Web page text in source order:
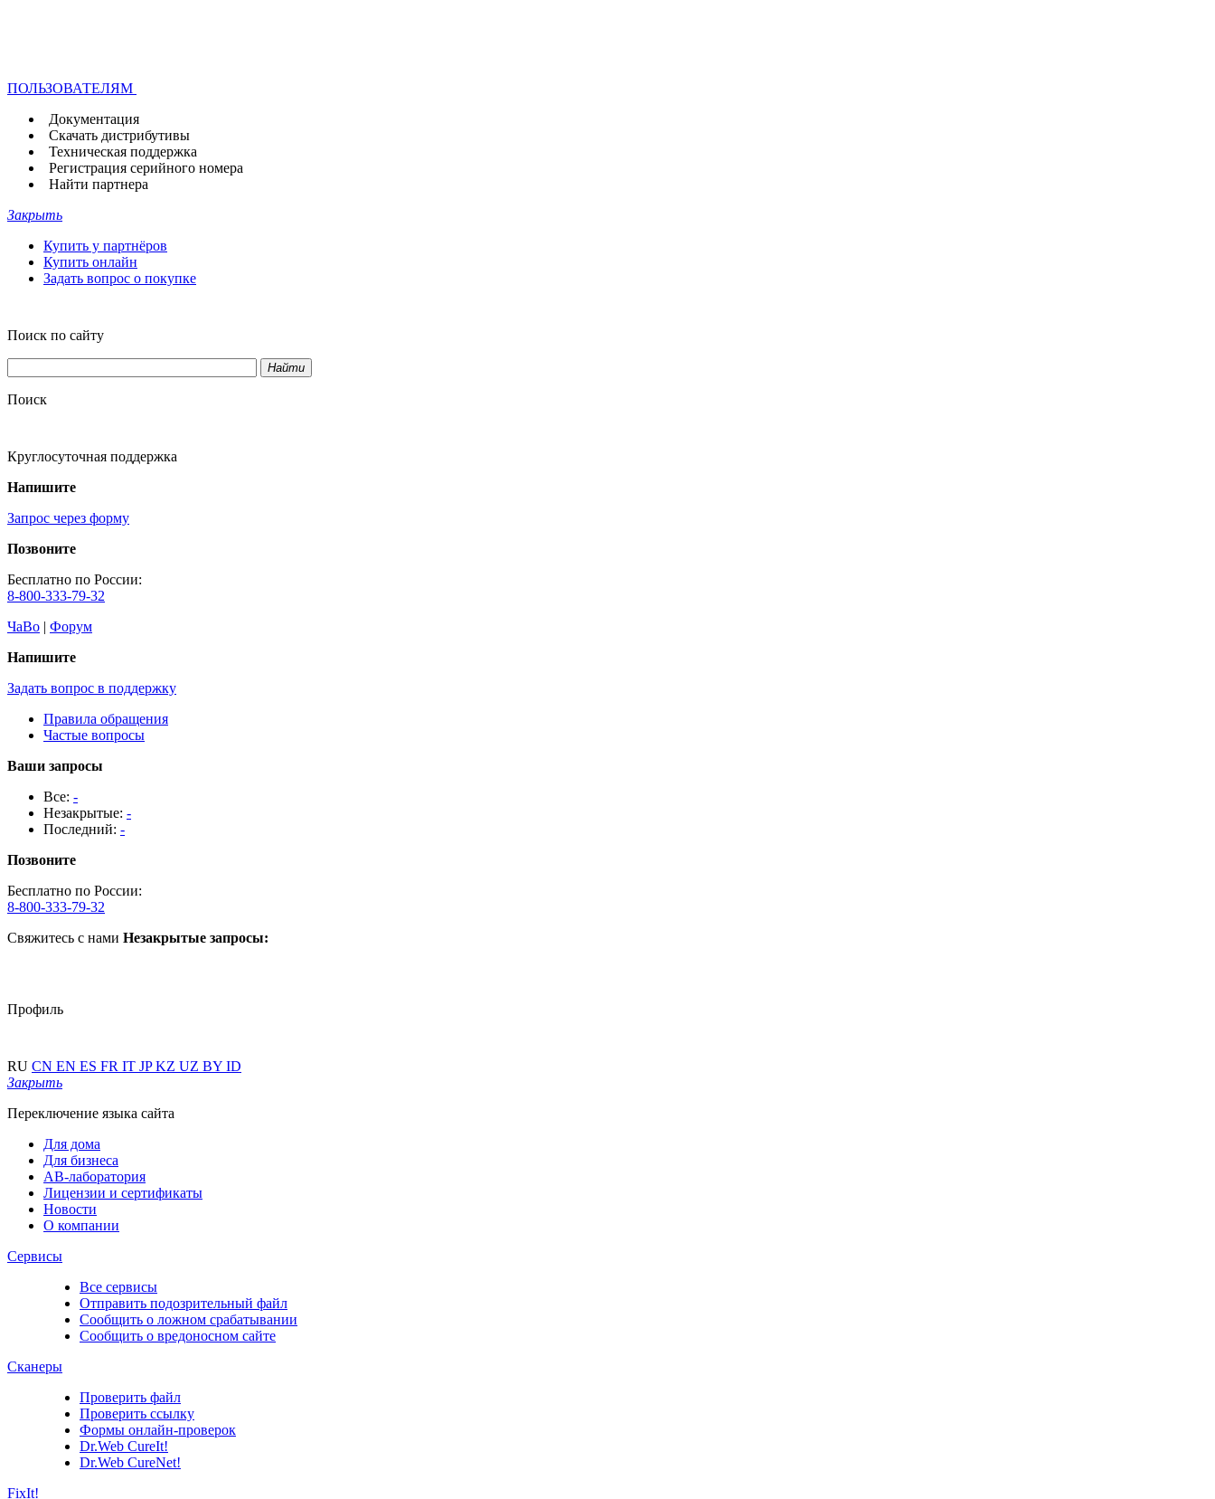
ПОЛЬЗОВАТЕЛЯМ
Документация
Скачать дистрибутивы
Техническая поддержка
Регистрация серийного номера
Найти партнера
Закрыть
Купить у партнёров
Купить онлайн
Задать вопрос о покупке
Поиск по сайту
Найти
Поиск
Круглосуточная поддержка
Напишите
Запрос через форму
Позвоните
Бесплатно по России:
8-800-333-79-32
ЧаВо | Форум
Напишите
Задать вопрос в поддержку
Правила обращения
Частые вопросы
Ваши запросы
Все: -
Незакрытые: -
Последний: -
Позвоните
Бесплатно по России:
8-800-333-79-32
Свяжитесь с нами Незакрытые запросы:
Профиль
RU CN EN ES FR IT JPKZ UZ BY ID
Закрыть
Переключение языка сайта
Для дома
Для бизнеса
АВ-лаборатория
Лицензии и сертификаты
Новости
О компании
Сервисы
Все сервисы
Отправить подозрительный файл
Сообщить о ложном срабатывании
Сообщить о вредоносном сайте
Сканеры
Проверить файл
Проверить ссылку
Формы онлайн-проверок
Dr.Web CureIt!
Dr.Web CureNet!
FixIt!